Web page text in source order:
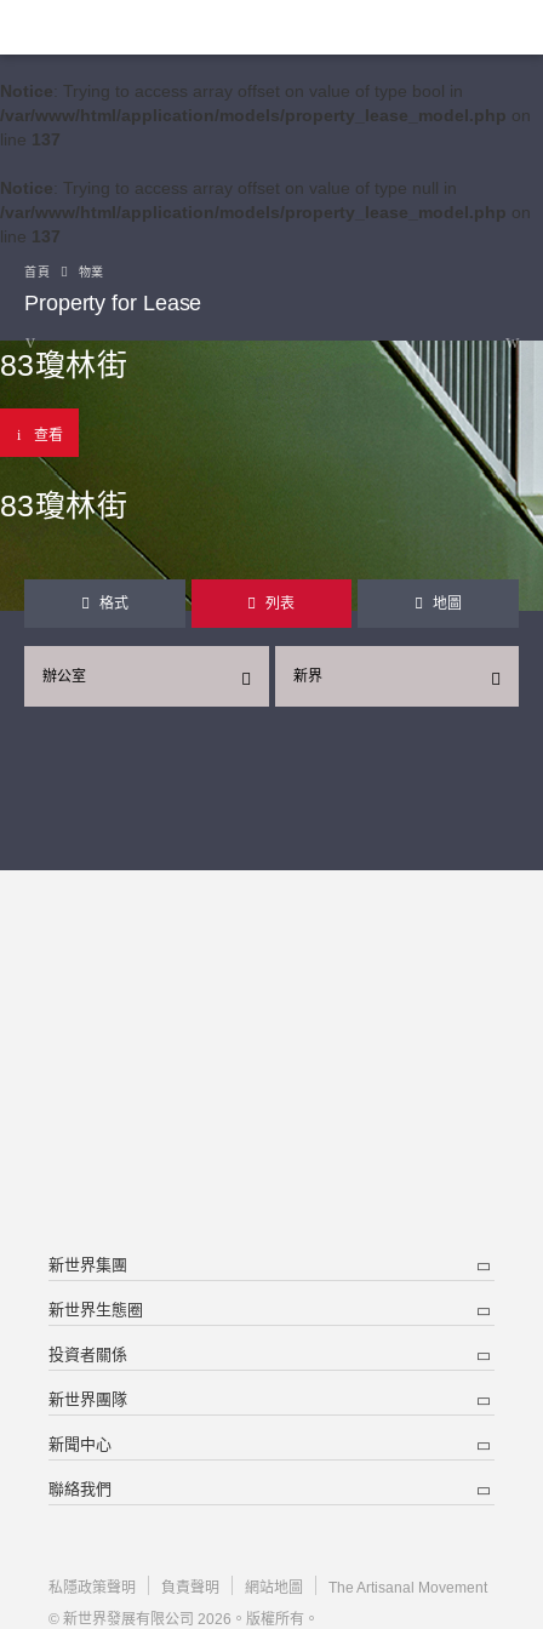
Notice: Trying to access array offset on value of type bool in
/var/www/html/application/models/property_lease_model.php on
line 137
Notice: Trying to access array offset on value of type null in
/var/www/html/application/models/property_lease_model.php on
line 137
首頁 物業
Property for Lease
83瓊林街
查看
83瓊林街
格式 列表 地圖
新界
辦公室
新世界集團
新世界生態圈
投資者關係
新世界團隊
新聞中心
聯絡我們
私隱政策聲明 負責聲明 網站地圖
The Artisanal Movement
© 新世界發展有限公司 2026。版權所有。